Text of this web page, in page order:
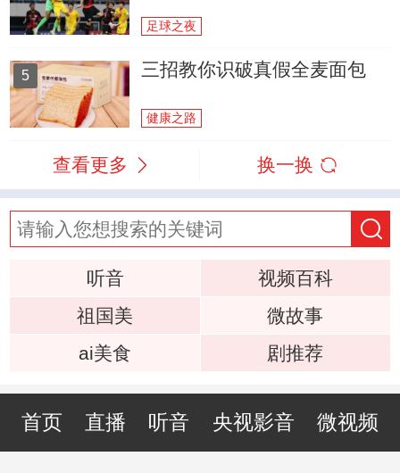
足球之夜
5 三招教你识破真假全麦面包
健康之路
查看更多 换一换
听音
视频百科
祖国美
微故事
ai美食
剧推荐
首页 直播 听音 央视影音 微视频